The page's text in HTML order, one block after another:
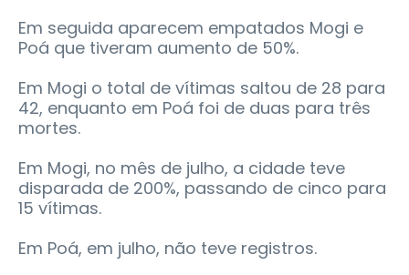
Em seguida aparecem empatados Mogi e
Poá que tiveram aumento de 50%.
Em Mogi o total de vítimas saltou de 28 para
42, enquanto em Poá foi de duas para três
mortes.
Em Mogi, no mês de julho, a cidade teve
disparada de 200%, passando de cinco para
15 vítimas.
Em Poá, em julho, não teve registros.